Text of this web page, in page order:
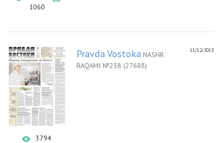
1060
3794
11/12/2013
Pravda Vostoka NASHR
RAQAMI №238 (27688)